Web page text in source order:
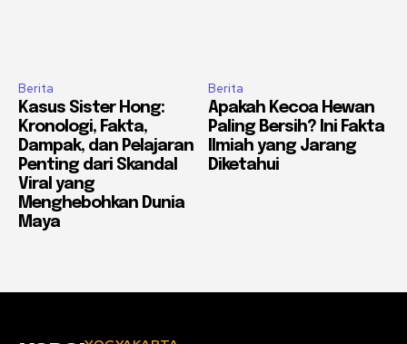
Berita
Kasus Sister Hong:
Kronologi, Fakta,
Dampak, dan Pelajaran
Penting dari Skandal
Viral yang
Menghebohkan Dunia
Maya
Berita
Apakah Kecoa Hewan
Paling Bersih? Ini Fakta
Ilmiah yang Jarang
Diketahui